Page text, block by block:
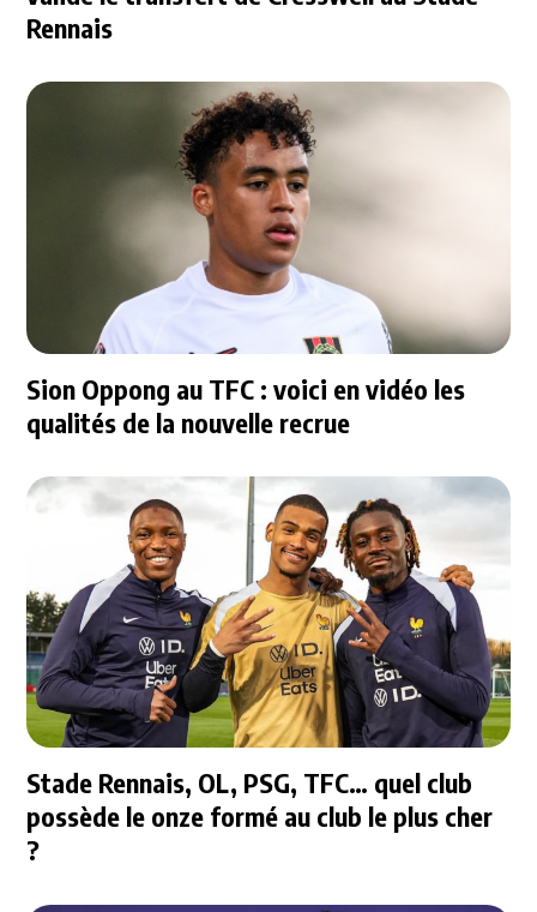
Rennais
Sion Oppong au TFC : voici en vidéo les
qualités de la nouvelle recrue
Stade Rennais, OL, PSG, TFC… quel club
possède le onze formé au club le plus cher
?